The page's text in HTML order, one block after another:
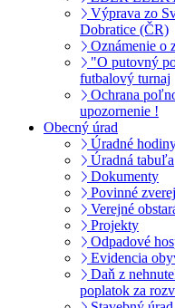
Výprava zo
Dobratice (ČR)
Oznámenie o
"O putovný
futbalový turnaj
Ochrana
upozornenie !
Obecný úrad
Úradné
Úradná tabuľa
Dokumenty
Povinné
Verejné
Projekty
Odpadové
Evidencia
Daň z
poplatok za